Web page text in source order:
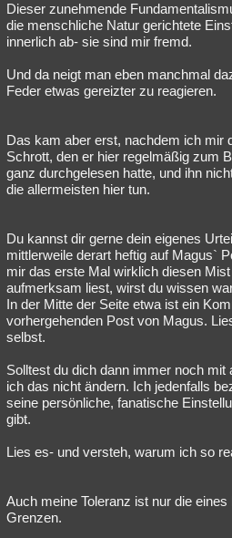
Dieser zunehmende
die menschliche Natur gerichtete
innerlich ab- sie sind mir fremd.
Und da neigt man eben manchmal
Feder etwas gereizter zu reagieren.
Das kam aber erst, nachdem ich mir
Schrott, den er hier regelmäßig zum
ganz durchgelesen hatte, und ihn
die allermeisten hier tun.
Du kannst dir gerne dein eigenes
mittlerweile derart heftig auf Magus`
mir das erste Mal wirklich diesen
aufmerksam liest, wirst du wissen
In der Mitte der Seite etwa ist ein
vorhergehenden Post von Magus.
selbst.
Solltest du dich dann immer noch mit
ich das nicht ändern. Ich jedenfalls
seine persönliche, fanatische
gibt.
Lies es- und versteh, warum ich so
Auch meine Toleranz ist nur die
Grenzen.